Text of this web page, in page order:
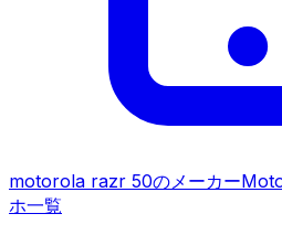
motorola razr 50のメーカー
ホ一覧